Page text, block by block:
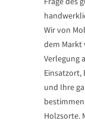
Wir von
dem Markt
Verlegung
Einsatzort,
und Ihre
Holzsorte.